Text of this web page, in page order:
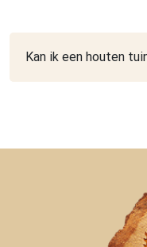
Kan ik een houten